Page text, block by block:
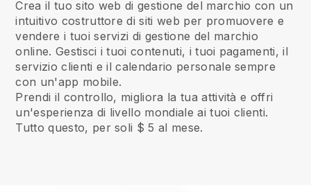
Crea il tuo sito web di gestione del marchio con un
intuitivo costruttore di siti web per promuovere e
vendere i tuoi servizi di gestione del marchio
online. Gestisci i tuoi contenuti, i tuoi pagamenti, il
servizio clienti e il calendario personale sempre
con un'app mobile.
Prendi il controllo, migliora la tua attività e offri
un'esperienza di livello mondiale ai tuoi clienti.
Tutto questo, per soli $ 5 al mese.